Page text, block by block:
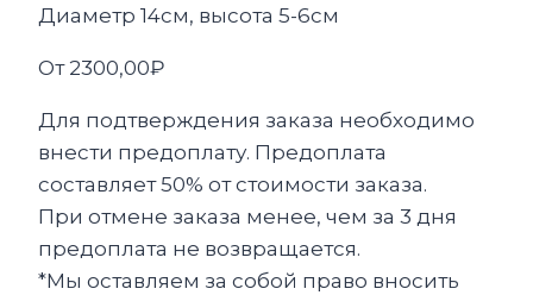
Диаметр 14см, высота 5-6см
От 2300,00₽
Для подтверждения заказа необходимо
внести предоплату. Предоплата
составляет 50% от стоимости заказа.
При отмене заказа менее, чем за 3 дня
предоплата не возвращается.
*Мы оставляем за собой право вносить